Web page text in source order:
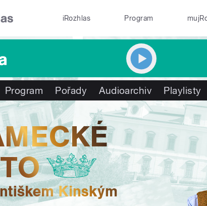
iRozhlas Program
Program Pořady Audioarchiv Playlisty